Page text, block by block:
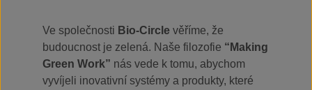
Ve společnosti Bio-Circle věříme, že
budoucnost je zelená. Naše filozofie “Making
Green Work” nás vede k tomu, abychom
vyvíjeli inovativní systémy a produkty, které